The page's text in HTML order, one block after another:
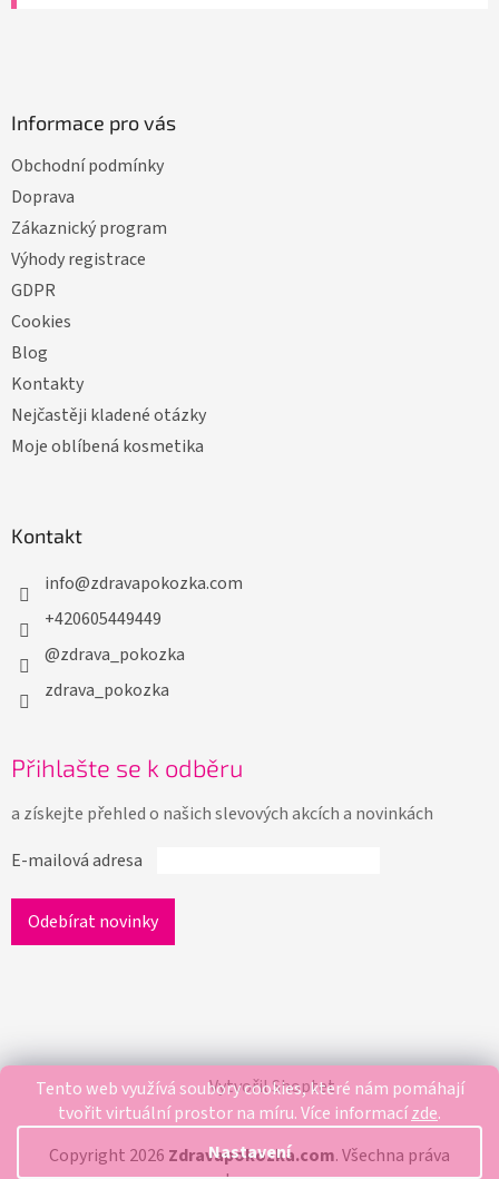
Tento web využívá soubory cookies, které nám pomáhají
tvořit virtuální prostor na míru.Více informacízde.
Nastavení
Informace pro vás
Obchodní podmínky
Doprava
Zákaznický program
Výhody registrace
GDPR
Cookies
Blog
Kontakty
Nejčastěji kladené otázky
Moje oblíbená kosmetika
Kontakt
info@zdravapokozka.com
+420605449449
@zdrava_pokozka
zdrava_pokozka
Přihlašte se k odběru
a získejte přehled o našich slevových akcích a novinkách
E-mailová adresa
Vytvořil Shoptet
Copyright 2026 Zdravapokozka.com. Všechna práva